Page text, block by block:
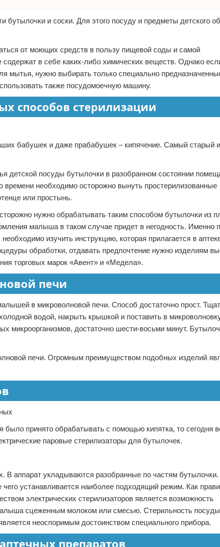
и соски. Для этого посуду и предметы детского
от моющих средств в пользу пищевой соды и самой
в себе каких-либо химических веществ. Однако
мытья, нужно выбирать только специально
также посудомоечную машину.
способов стерилизации
бабушек и даже прабабушек – кипячение. Самый старый и
детской посуды бутылочки в разобранном состоянии
времени необходимо осторожно вынуть простерилизованные
или простынь.
нужно обрабатывать таким способом бутылочки из
малыша в таком случае придет в негодность. Именно
изучить инструкцию, которая прилагается в
обработки, отдавать предпочтение нужно изделиям
торговых марок «Авент» и «Медела».
печи
в микроволновой печи. Способ достаточно прост.
водой, накрыть крышкой и поставить в
микроорганизмов, достаточно шести-восьми минут.
печи. Огромным преимуществом подобных изделий
принято обрабатывать с помощью кипятка, то сегодня
паровые стерилизаторы для бутылочек.
В аппарат укладываются разобранные по частям
устанавливается наиболее подходящий режим. Как
электрических стерилизаторов является возможность
сцеженным молоком или смесью. Стерильность
неоспоримым достоинством специального прибора.
препаратов